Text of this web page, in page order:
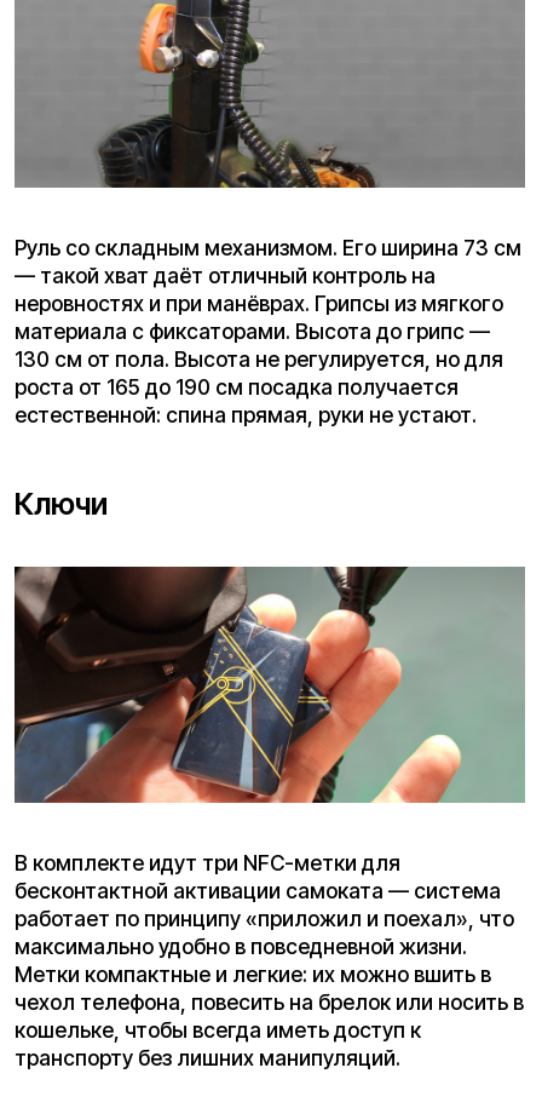
Фара мощная, с тремя режимами: белый свет
для обычной езды, жёлтый для тумана или
дождя и режим стробоскопа — для привлечения
внимания участников дорожного движения.
Сзади установлены яркие габаритные огни,
Передняя фара светодиодная, светит ярко и
комфортно для глаз: белый свет для обычной
езды и жёлтый для тумана и дождя. Есть
полезный режим стробоскопа, чтобы привлечь
внимание водителей в плотном потоке и
обозначить себя на дороге. Сзади установлены
яркие габариты и стоп-сигнал, которые делают
вас заметным на дороге.
достаточно громко, чтобы предупредить
пешеходов.
Поворотники
Сзади — комбинированные огни: габариты внизу,
поворотники выше. Светодиодные, яркие,
заметные днём и ночью. Мигают синхронно, реле
работает без сбоев.